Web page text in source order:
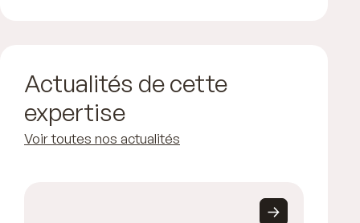
Actualités de cette
expertise
Voir toutes nos actualités